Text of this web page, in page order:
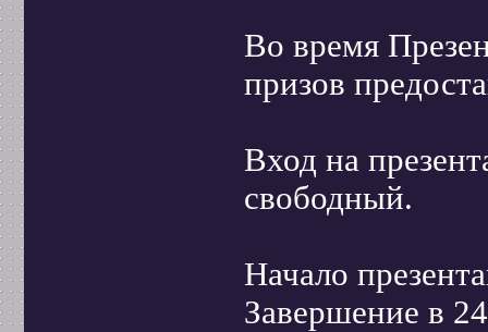
Во время
призов
Вход на
свободный.
Начало
Завершение в